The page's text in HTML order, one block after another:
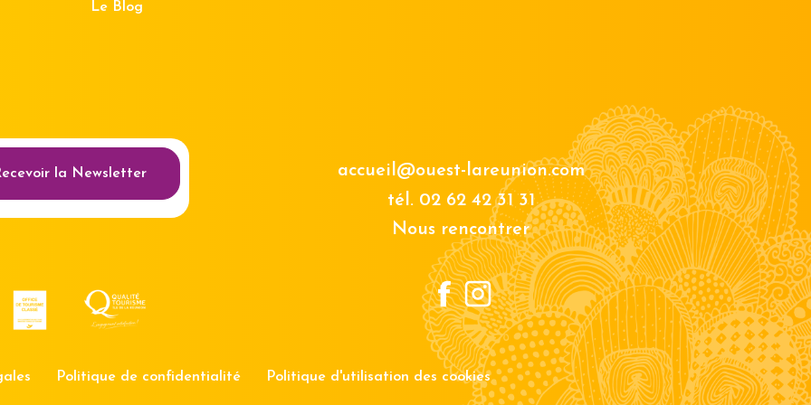
des cookies
Le Blog
la Newsletter
accueil@ouest-lareunion.com
tél. 02 62 42 31 31
Nous rencontrer
Politique de confidentialité Politique d'utilisation des cookies